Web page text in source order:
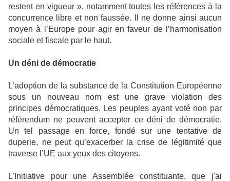
restent en vigueur », notamment toutes les références à la
concurrence libre et non faussée. Il ne donne ainsi aucun
moyen à l’Europe pour agir en faveur de l’harmonisation
sociale et fiscale par le haut.
Un déni de démocratie
L’adoption de la substance de la Constitution Européenne
sous un nouveau nom est une grave violation des
principes démocratiques. Les peuples ayant voté non par
référendum ne peuvent accepter ce déni de démocratie.
Un tel passage en force, fondé sur une tentative de
duperie, ne peut qu’exacerber la crise de légitimité que
traverse l’UE aux yeux des citoyens.
L’Initiative pour une Assemblée constituante, que j'ai